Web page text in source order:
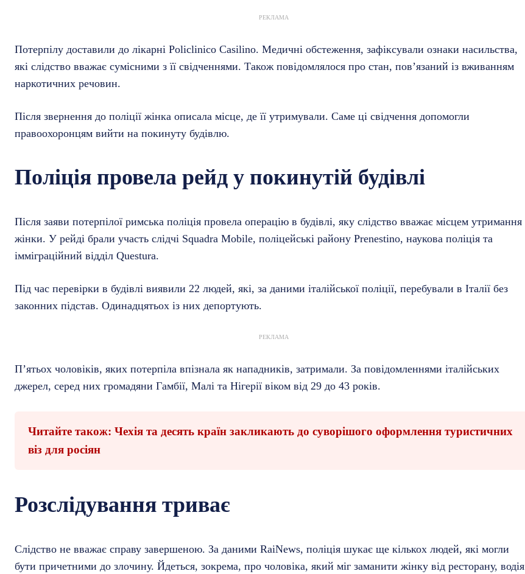
РЕКЛАМА
Потерпілу доставили до лікарні Policlinico Casilino. Медичні обстеження, зафіксували ознаки насильства,
які слідство вважає сумісними з її свідченнями. Також повідомлялося про стан, пов’язаний із вживанням
наркотичних речовин.
Після звернення до поліції жінка описала місце, де її утримували. Саме ці свідчення допомогли
правоохоронцям вийти на покинуту будівлю.
Поліція провела рейд у покинутій будівлі
Після заяви потерпілої римська поліція провела операцію в будівлі, яку слідство вважає місцем утримання
жінки. У рейді брали участь слідчі Squadra Mobile, поліцейські району Prenestino, наукова поліція та
імміграційний відділ Questura.
Під час перевірки в будівлі виявили 22 людей, які, за даними італійської поліції, перебували в Італії без
законних підстав. Одинадцятьох із них депортують.
РЕКЛАМА
П’ятьох чоловіків, яких потерпіла впізнала як нападників, затримали. За повідомленнями італійських
джерел, серед них громадяни Гамбії, Малі та Нігерії віком від 29 до 43 років.
Читайте також: Чехія та десять країн закликають до суворішого оформлення туристичних
віз для росіян
Розслідування триває
Слідство не вважає справу завершеною. За даними RaiNews, поліція шукає ще кількох людей, які могли
бути причетними до злочину. Йдеться, зокрема, про чоловіка, який міг заманити жінку від ресторану, водія